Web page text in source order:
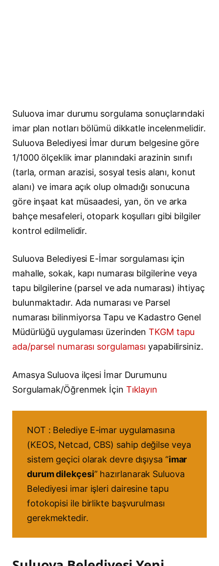
Suluova imar durumu sorgulama sonuçlarındaki
imar plan notları bölümü dikkatle incelenmelidir.
Suluova Belediyesi İmar durum belgesine göre
1/1000 ölçeklik imar planındaki arazinin sınıfı
(tarla, orman arazisi, sosyal tesis alanı, konut
alanı) ve imara açık olup olmadığı sonucuna
göre inşaat kat müsaadesi, yan, ön ve arka
bahçe mesafeleri, otopark koşulları gibi bilgiler
kontrol edilmelidir.
Suluova Belediyesi E-İmar sorgulaması için
mahalle, sokak, kapı numarası bilgilerine veya
tapu bilgilerine (parsel ve ada numarası) ihtiyaç
bulunmaktadır. Ada numarası ve Parsel
numarası bilinmiyorsa Tapu ve Kadastro Genel
Müdürlüğü uygulaması üzerindenTKGM tapu
ada/parsel numarası sorgulaması yapabilirsiniz.
Amasya Suluova ilçesi İmar Durumunu
Sorgulamak/Öğrenmek İçin Tıklayın
NOT : Belediye E-imar uygulamasına
(KEOS, Netcad, CBS) sahip değilse veya
sistem geçici olarak devre dışıysa “imar
durum dilekçesi” hazırlanarak Suluova
Belediyesi imar işleri dairesine tapu
fotokopisi ile birlikte başvurulması
gerekmektedir.